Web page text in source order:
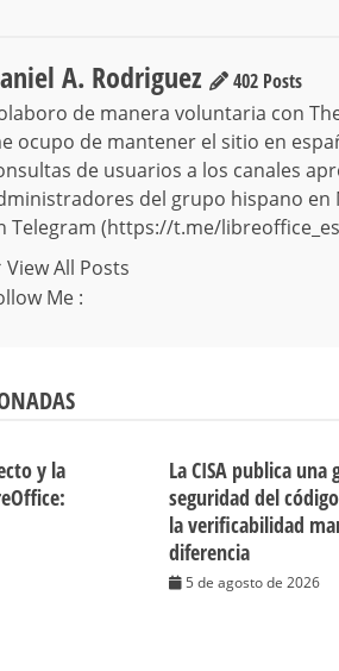
A. Rodriguez
402 Posts
de manera voluntaria con
ocupo de mantener el sitio en
de usuarios a los canales
del grupo hispano en
Telegram (https://t.me/
View All Posts
Me :
y la
La CISA publica una
seguridad del
la verificabilidad
diferencia
5 de agosto de 2026